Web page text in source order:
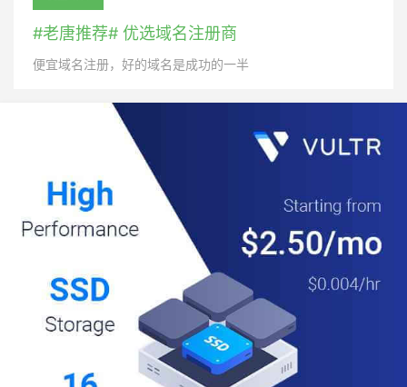
#老唐推荐# 优选域名注册商
便宜域名注册，好的域名是成功的一半